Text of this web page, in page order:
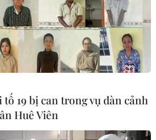
19 bị can trong vụ dàn cảnh
Huê Viên